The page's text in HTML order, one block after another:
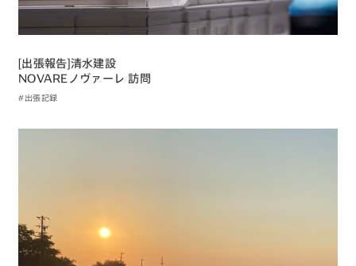
[出張​報告​]清水​建設​
NOVAREノヴァーレ ​訪問
#出張記録